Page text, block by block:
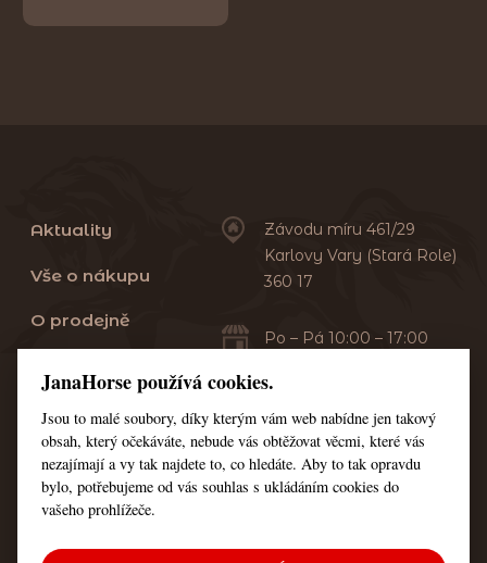
Aktuality
Vše o nákupu
O prodejně
Servis
Kontakt
Nastavení cookies
Závodu míru 461/29
Karlovy Vary (Stará Role)
360 17
Po – Pá 10:00 – 17:00
+420 353 549 410
+420 608 444 378
JanaHorse používá cookies.
Jsou to malé soubory, díky kterým vám web nabídne jen takový
obsah, který očekáváte, nebude vás obtěžovat věcmi, které vás
nezajímají a vy tak najdete to, co hledáte. Aby to tak opravdu
bylo, potřebujeme od vás souhlas s ukládáním cookies do
vašeho prohlížeče.